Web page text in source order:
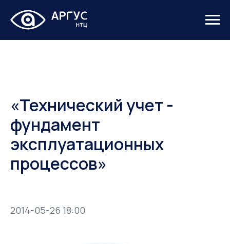
«Технический учет -
фундамент
эксплуатационных
процессов»
2014-05-26 18:00